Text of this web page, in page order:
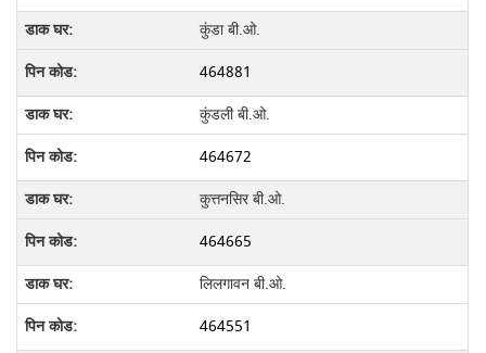
कुंडा बी.ओ.
464881
कुंडली बी.ओ.
464672
कुत्तनसिर बी.ओ.
464665
लिलगावन बी.ओ.
464551